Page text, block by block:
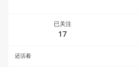
已关注
17
还活着